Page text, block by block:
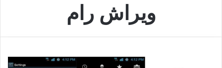
ویراش رام